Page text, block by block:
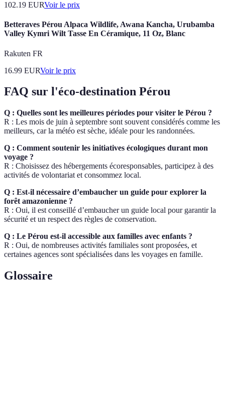
102.19 EURVoir le prix
Betteraves Pérou Alpaca Wildlife, Awana Kancha, Urubamba
Valley Kymri Wilt Tasse En Céramique, 11 Oz, Blanc
Rakuten FR
16.99 EURVoir le prix
FAQ sur l'éco-destination Pérou
Q : Quelles sont les meilleures périodes pour visiter le Pérou ?
R : Les mois de juin à septembre sont souvent considérés comme les
meilleurs, car la météo est sèche, idéale pour les randonnées.
Q : Comment soutenir les initiatives écologiques durant mon
voyage ?
R : Choisissez des hébergements écoresponsables, participez à des
activités de volontariat et consommez local.
Q : Est-il nécessaire d’embaucher un guide pour explorer la
forêt amazonienne ?
R : Oui, il est conseillé d’embaucher un guide local pour garantir la
sécurité et un respect des règles de conservation.
Q : Le Pérou est-il accessible aux familles avec enfants ?
R : Oui, de nombreuses activités familiales sont proposées, et
certaines agences sont spécialisées dans les voyages en famille.
Glossaire